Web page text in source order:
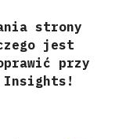
strony
jest
przy
Insights!